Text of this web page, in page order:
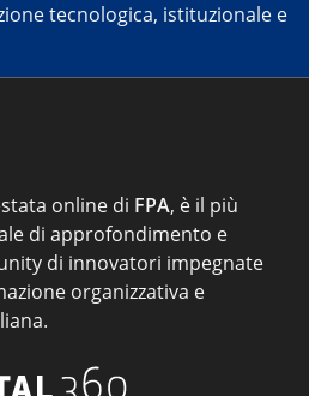
tecnologica, istituzionale e
online di FPA, è il più
di approfondimento e
di innovatori impegnate
organizzativa e